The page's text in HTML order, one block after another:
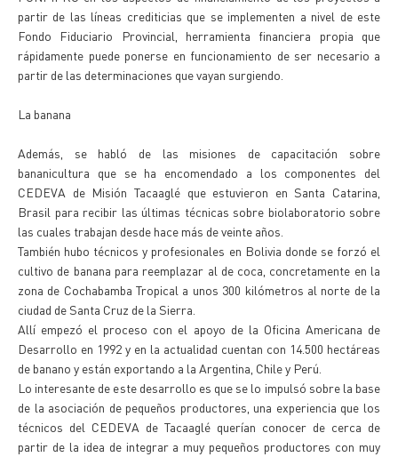
partir de las líneas crediticias que se implementen a nivel de este
Fondo Fiduciario Provincial, herramienta financiera propia que
rápidamente puede ponerse en funcionamiento de ser necesario a
partir de las determinaciones que vayan surgiendo.
La banana
Además, se habló de las misiones de capacitación sobre
bananicultura que se ha encomendado a los componentes del
CEDEVA de Misión Tacaaglé que estuvieron en Santa Catarina,
Brasil para recibir las últimas técnicas sobre biolaboratorio sobre
las cuales trabajan desde hace más de veinte años.
También hubo técnicos y profesionales en Bolivia donde se forzó el
cultivo de banana para reemplazar al de coca, concretamente en la
zona de Cochabamba Tropical a unos 300 kilómetros al norte de la
ciudad de Santa Cruz de la Sierra.
Allí empezó el proceso con el apoyo de la Oficina Americana de
Desarrollo en 1992 y en la actualidad cuentan con 14.500 hectáreas
de banano y están exportando a la Argentina, Chile y Perú.
Lo interesante de este desarrollo es que se lo impulsó sobre la base
de la asociación de pequeños productores, una experiencia que los
técnicos del CEDEVA de Tacaaglé querían conocer de cerca de
partir de la idea de integrar a muy pequeños productores con muy